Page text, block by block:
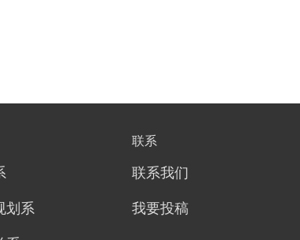
划系
联系
联系我们
我要投稿